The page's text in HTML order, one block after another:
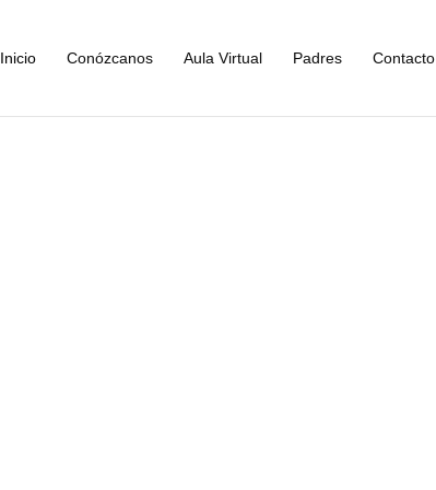
Inicio Conózcanos Aula Virtual Padres Contacto